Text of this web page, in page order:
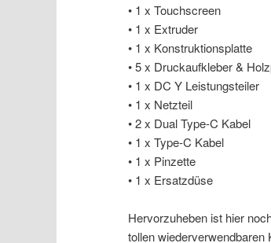
• 1 x Touchscreen
• 1 x Extruder
• 1 x Konstruktionsplatte
• 5 x Druckaufkleber &
• 1 x DC Y Leistungsteiler
• 1 x Netzteil
• 2 x Dual Type-C Kabel
• 1 x Type-C Kabel
• 1 x Pinzette
• 1 x Ersatzdüse
Hervorzuheben ist hier
tollen